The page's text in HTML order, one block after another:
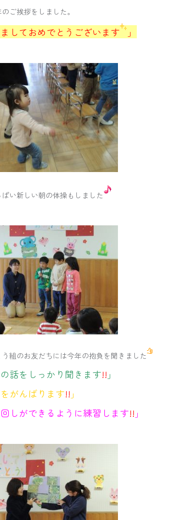
ご挨拶をしました。
しておめでとうございます 」
い新しい朝の体操もしました
組のお友だちには今年の抱負を聞きました
話をしっかり聞きます!! 」
がんばります!! 」
しができるように練習します!! 」